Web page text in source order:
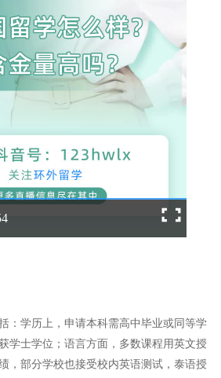
：学历上，申请本科需高中毕业或同等学
学士学位；语言方面，多数课程用英文授
，部分学校也接受校内英语测试，泰语授